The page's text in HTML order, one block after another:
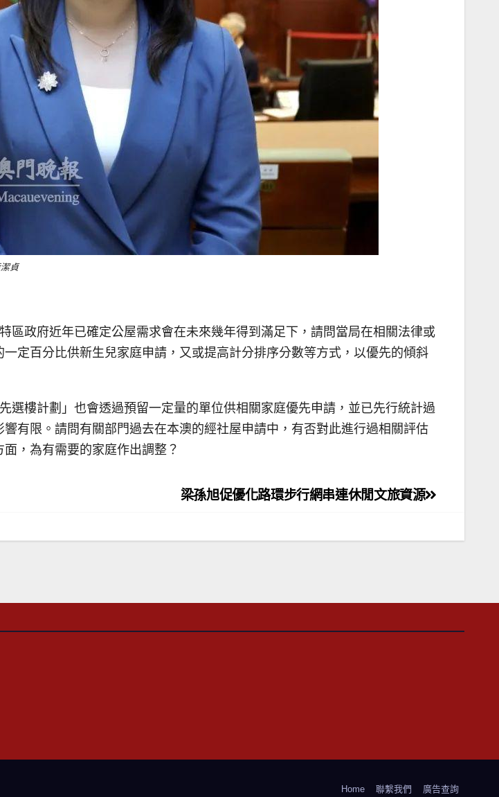
貞
區政府近年已確定公屋需求會在未來幾年得到滿足下，請問當局在相關法律或
定百分比供新生兒家庭申請，又或提高計分排序分數等方式，以優先的傾斜
選樓計劃」也會透過預留一定量的單位供相關家庭優先申請，並已先行統計過
有限。請問有關部門過去在本澳的經社屋申請中，有否對此進行過相關評估
，為有需要的家庭作出調整？
梁孫旭促優化路環步行網串連休閒文旅資源
Home 聯繫我們 廣告查詢